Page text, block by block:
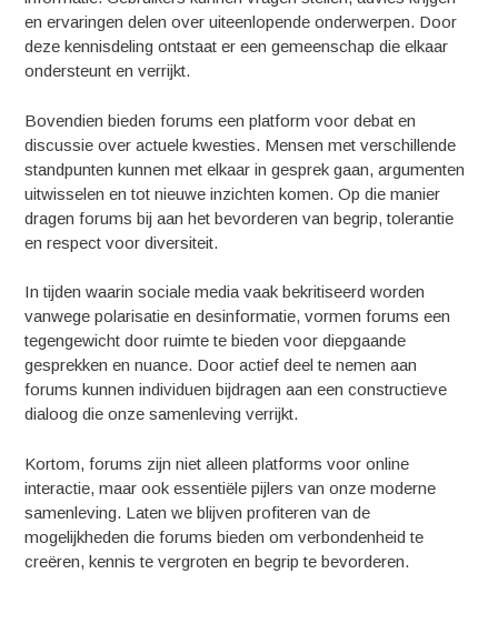
en ervaringen delen over uiteenlopende onderwerpen. Door
deze kennisdeling ontstaat er een gemeenschap die elkaar
ondersteunt en verrijkt.
Bovendien bieden forums een platform voor debat en
discussie over actuele kwesties. Mensen met verschillende
standpunten kunnen met elkaar in gesprek gaan, argumenten
uitwisselen en tot nieuwe inzichten komen. Op die manier
dragen forums bij aan het bevorderen van begrip, tolerantie
en respect voor diversiteit.
In tijden waarin sociale media vaak bekritiseerd worden
vanwege polarisatie en desinformatie, vormen forums een
tegengewicht door ruimte te bieden voor diepgaande
gesprekken en nuance. Door actief deel te nemen aan
forums kunnen individuen bijdragen aan een constructieve
dialoog die onze samenleving verrijkt.
Kortom, forums zijn niet alleen platforms voor online
interactie, maar ook essentiële pijlers van onze moderne
samenleving. Laten we blijven profiteren van de
mogelijkheden die forums bieden om verbondenheid te
creëren, kennis te vergroten en begrip te bevorderen.